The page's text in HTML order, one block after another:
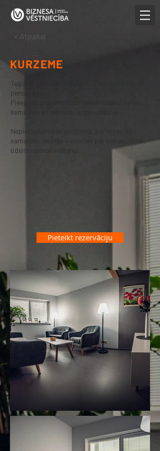
< Atpakaļ
KURZEME
Telpa ar galdu un krēsliem, piemērota līdz 10
personām.
Pieejams projektors un tāfele dažādu nelielu
semināru un pārrunu organizēšanai.
Nepieciešamības gadījumā, par atsevišķu
samaksu, iespēja vienoties par kafijas, tējas,
ūdens nodrošināšanu.
Pieteikt rezervāciju